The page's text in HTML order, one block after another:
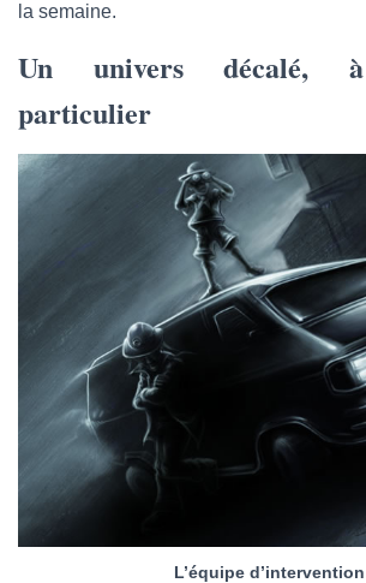
la semaine.
Un univers décalé,
particulier
L’équipe d’intervention